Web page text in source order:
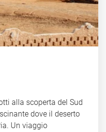
alla scoperta del Sud
dove il deserto
Un viaggio